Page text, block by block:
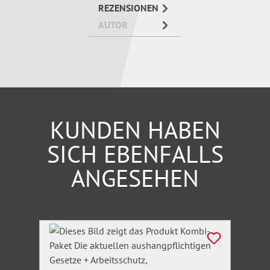
Betriebliches Vermögen weiterhin
steuervergünstigt übertragen
REZENSIONEN
AUTOR
KUNDEN HABEN
SICH EBENFALLS
ANGESEHEN
Produktgalerie überspringen